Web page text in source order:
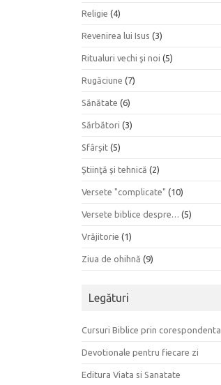
Religie (4)
Revenirea lui Isus (3)
Ritualuri vechi şi noi (5)
Rugăciune (7)
Sănătate (6)
Sărbători (3)
Sfârşit (5)
Ştiinţă şi tehnică (2)
Versete "complicate" (10)
Versete biblice despre… (5)
Vrăjitorie (1)
Ziua de ohihnă (9)
Legături
Cursuri Biblice prin corespondenta
Devotionale pentru fiecare zi
Editura Viata si Sanatate